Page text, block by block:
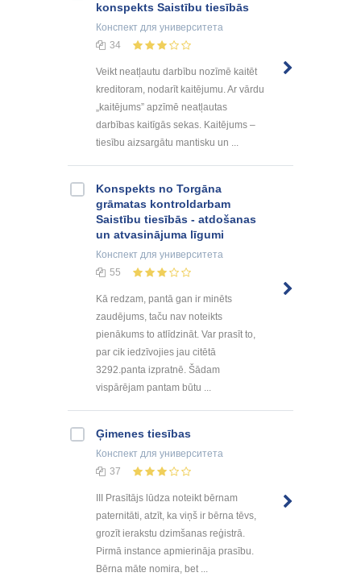
konspekts Saistību tiesībās
Конспект для университета
34
Veikt neatļautu darbību nozīmē kaitēt
kreditoram, nodarīt kaitējumu. Ar vārdu
„kaitējums” apzīmē neatļautas
darbības kaitīgās sekas. Kaitējums –
tiesību aizsargātu mantisku un ...
Konspekts no Torgāna
grāmatas kontroldarbam
Saistību tiesībās - atdošanas
un atvasinājuma līgumi
Конспект для университета
55
Kā redzam, pantā gan ir minēts
zaudējums, taču nav noteikts
pienākums to atlīdzināt. Var prasīt to,
par cik iedzīvojies jau citētā
3292.panta izpratnē. Šādam
vispārējam pantam būtu ...
Ģimenes tiesības
Конспект для университета
37
III Prasītājs lūdza noteikt bērnam
paternitāti, atzīt, ka viņš ir bērna tēvs,
grozīt ierakstu dzimšanas reģistrā.
Pirmā instance apmierināja prasību.
Bērna māte nomira, bet ...